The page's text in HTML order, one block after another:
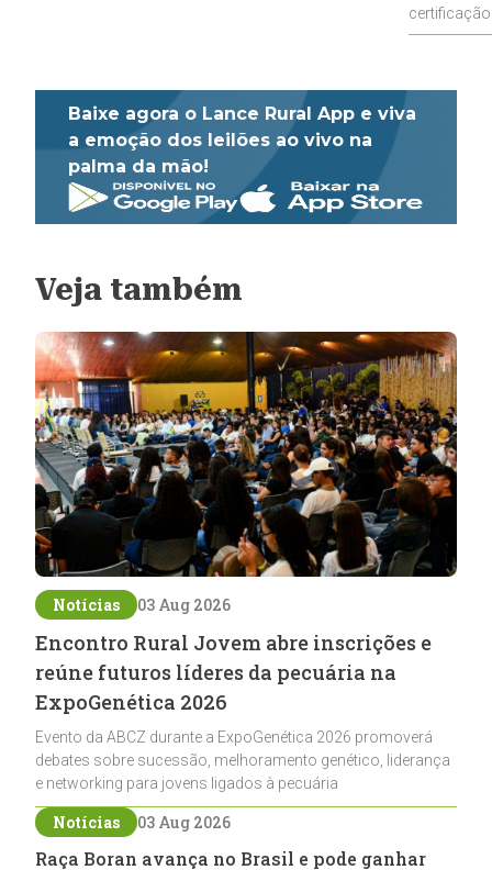
Baixe agora o Lance Rural App e viva
a emoção dos leilões ao vivo na
palma da mão!
Veja também
Notícias 03 Aug 2026
Encontro Rural Jovem abre inscrições e
reúne futuros líderes da pecuária na
ExpoGenética 2026
Evento da ABCZ durante a ExpoGenética 2026 promoverá
debates sobre sucessão, melhoramento genético, liderança
e networking para jovens ligados à pecuária
Notícias 03 Aug 2026
Raça Boran avança no Brasil e pode ganhar